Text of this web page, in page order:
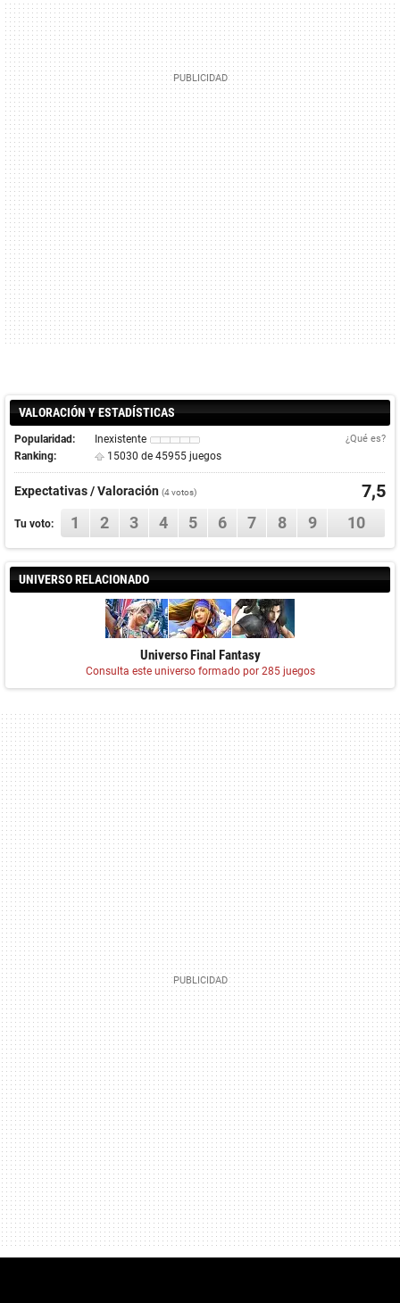
VALORACIÓN Y ESTADÍSTICAS
Popularidad: Inexistente ¿Qué es?
Ranking: 15030 de 45955 juegos
Expectativas / Valoración (4votos) 7,5
Tu voto: 1 2 3 4 5 6 7 8 9 10
UNIVERSO RELACIONADO
Universo Final Fantasy
Consulta este universo formado por 285 juegos